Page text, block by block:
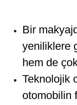
Bir
yeniliklere
hem de
Teknolojik
otomobilin